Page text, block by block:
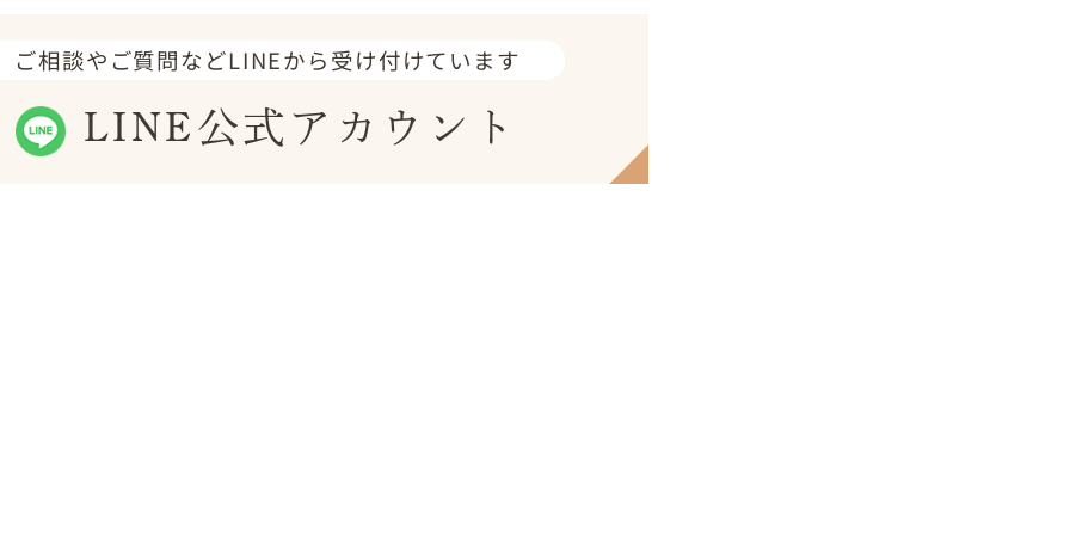
ご相談やご質問などLINEから受け付けています
LINE公式アカウント